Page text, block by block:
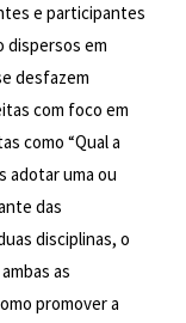
e participantes
dispersos em
desfazem
com foco em
como “Qual a
adotar uma ou
das
disciplinas, o
as
promover a